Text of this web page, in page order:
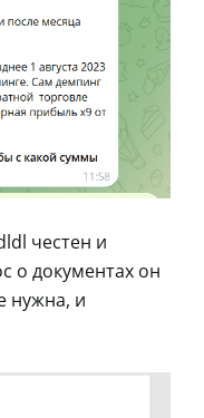
честен и
о документах он
нужна, и